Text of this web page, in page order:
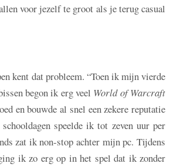
voor jezelf te groot als je terug casual
kent dat probleem. “Toen ik mijn vierde
begon ik erg veel World of Warcraft
en bouwde al snel een zekere reputatie
speelde ik tot zeven uur per
zat ik non-stop achter mijn pc. Tijdens
ik zo erg op in het spel dat ik zonder